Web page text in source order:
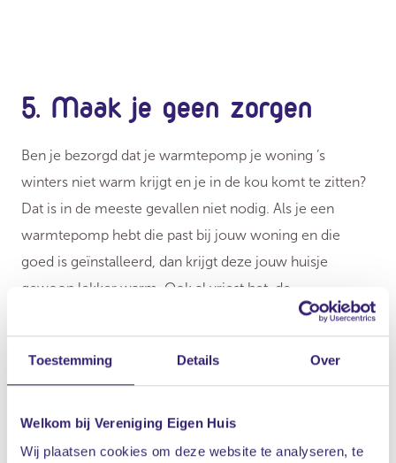
Toestemming Details Over
Welkom bij Vereniging Eigen Huis
Wij plaatsen cookies om deze website te analyseren, te
5. Maak je geen zorgen
Ben je bezorgd dat je warmtepomp je woning ’s
winters niet warm krijgt en je in de kou komt te zitten?
Dat is in de meeste gevallen niet nodig. Als je een
warmtepomp hebt die past bij jouw woning en die
goed is geïnstalleerd, dan krijgt deze jouw huisje
gewoon lekker warm. Ook al vriest het, de
warmtepomp weet nog steeds voldoende warmte uit
de buitenlucht te halen. Natuurlijk, bij koud weer moet
hij harder werken en verbruikt hij meer stroom dan op
dagen ook meer gas. Doordat hij harder moet draaien,
maakt de warmtepomp bij koud weer ook meergeluid